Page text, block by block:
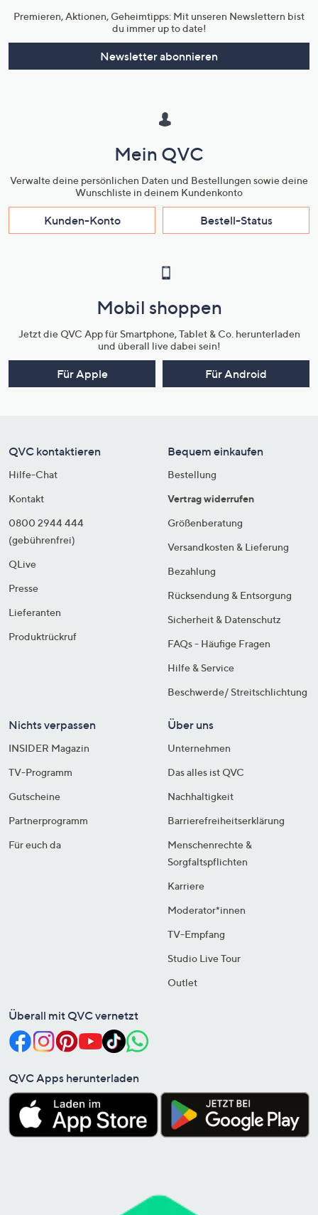
Premieren, Aktionen, Geheimtipps: Mit unseren Newslettern bist
du immer up to date!
Newsletter abonnieren
Mein QVC
Verwalte deine persönlichen Daten und Bestellungen sowie deine
Wunschliste in deinem Kundenkonto
Kunden-Konto Bestell-Status
Mobil shoppen
Jetzt die QVC App für Smartphone, Tablet & Co. herunterladen
und überall live dabei sein!
Für Apple Für Android
QVC kontaktieren
Hilfe-Chat
Kontakt
0800 2944 444
(gebührenfrei)
QLive
Presse
Lieferanten
Produktrückruf
Bequem einkaufen
Bestellung
Vertrag widerrufen
Größenberatung
Versandkosten & Lieferung
Bezahlung
Rücksendung & Entsorgung
Sicherheit & Datenschutz
FAQs - Häufige Fragen
Hilfe & Service
Beschwerde/ Streitschlichtung
Nichts verpassen
INSIDER Magazin
TV-Programm
Gutscheine
Partnerprogramm
Für euch da
Über uns
Unternehmen
Das alles ist QVC
Nachhaltigkeit
Barrierefreiheitserklärung
Menschenrechte &
Sorgfaltspflichten
Karriere
Moderator*innen
TV-Empfang
Studio Live Tour
Outlet
Überall mit QVC vernetzt
QVC Apps herunterladen